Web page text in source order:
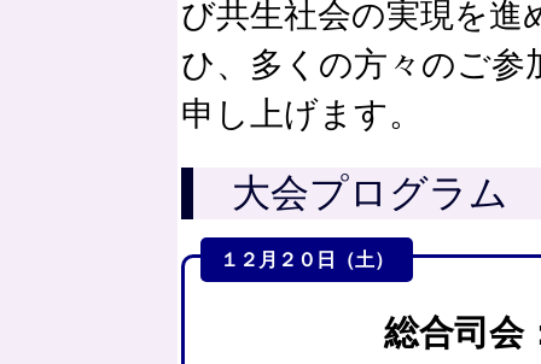
び共生社会の実現を
ひ、多くの方々のご
申し上げます。
大会プログラム
１２月２０日（土）
総合司会